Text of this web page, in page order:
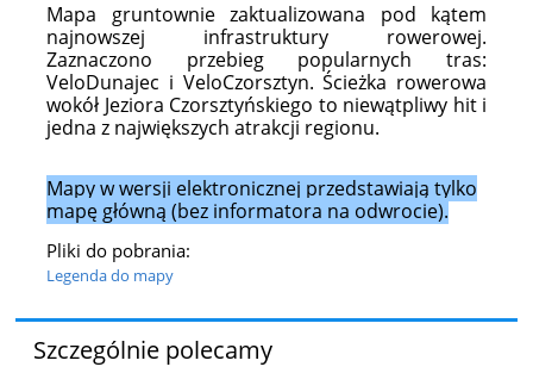
Mapa gruntownie zaktualizowana pod kątem
najnowszej infrastruktury rowerowej.
Zaznaczono przebieg popularnych tras:
VeloDunajec i VeloCzorsztyn. Ścieżka rowerowa
wokół Jeziora Czorsztyńskiego to niewątpliwy hit i
jedna z największych atrakcji regionu.
Mapy w wersji elektronicznej przedstawiają tylko
mapę główną (bez informatora na odwrocie).
Pliki do pobrania:
Legenda do mapy
Szczególnie polecamy